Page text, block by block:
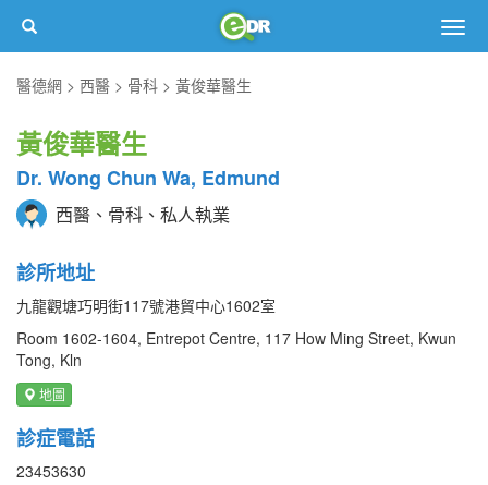
醫德網
西醫 骨科 黃俊華醫生
黃俊華醫生
Dr. Wong Chun Wa, Edmund
西醫、骨科、私人執業
診所地址
九龍觀塘巧明街117號港貿中心1602室
Room 1602-1604, Entrepot Centre, 117 How Ming Street, Kwun
Tong, Kln
地圖
診症電話
23453630